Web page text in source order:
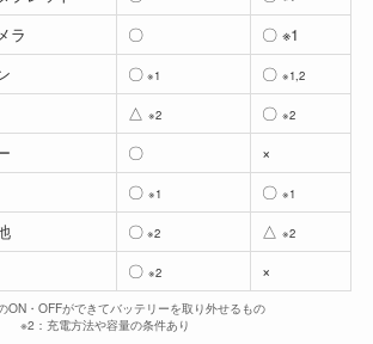
ラ 〇
〇 ※1
〇 ※1 〇※1,2
△※2 〇※2
〇
×
〇※1 〇※1
〇 ※2 △※2
〇※2 ×
ON・OFFができてバッテリーを取り外せるもの
※2：充電方法や容量の条件あり